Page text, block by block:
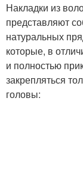
Прическа с
Прически из
Накладки из
представляют
натуральных
которые, в
и полностью
закрепляться
головы: